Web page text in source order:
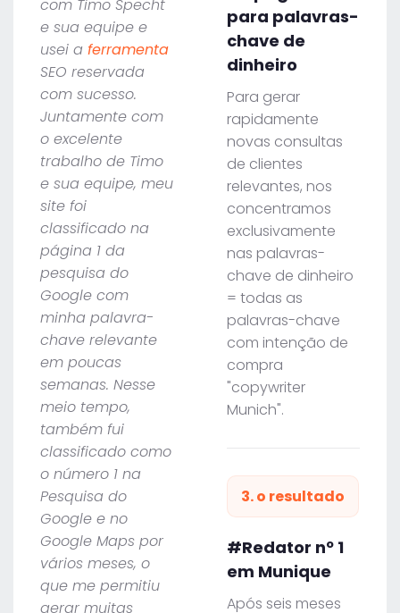
com Timo Specht
e sua equipe e
usei a ferramenta
SEO reservada
com sucesso.
Juntamente com
o excelente
trabalho de Timo
e sua equipe, meu
site foi
classificado na
página 1 da
pesquisa do
Google com
minha palavra-
chave relevante
em poucas
semanas. Nesse
meio tempo,
também fui
classificado como
o número 1 na
Pesquisa do
Google e no
Google Maps por
vários meses, o
que me permitiu
gerar muitas
para palavras-
chave de
dinheiro
Para gerar
rapidamente
novas consultas
de clientes
relevantes, nos
concentramos
exclusivamente
nas palavras-
chave de dinheiro
= todas as
palavras-chave
com intenção de
compra
"copywriter
Munich".
3. o resultado
#Redator nº 1
em Munique
Após seis meses